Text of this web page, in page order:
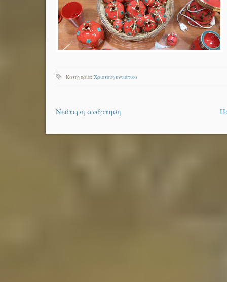
Κατηγορία: Χριστουγεννιάτικα
Νεότερη ανάρτηση